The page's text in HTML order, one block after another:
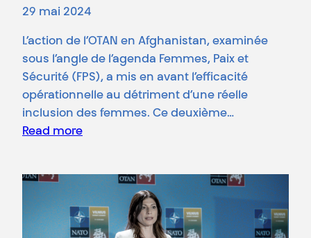
29 mai 2024
L’action de l’OTAN en Afghanistan, examinée
sous l’angle de l’agenda Femmes, Paix et
Sécurité (FPS), a mis en avant l’efficacité
opérationnelle au détriment d’une réelle
inclusion des femmes. Ce deuxième…
Read more